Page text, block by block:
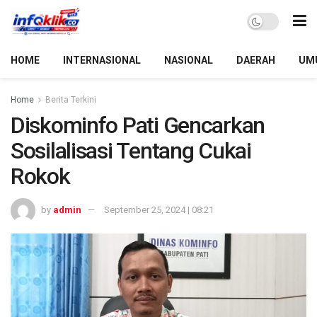
HOME INTERNASIONAL NASIONAL DAERAH
Home Berita Terkini
Diskominfo Pati Gencarkan
Sosilalisasi Tentang Cukai
Rokok
by admin September 25, 2024 | 08:21